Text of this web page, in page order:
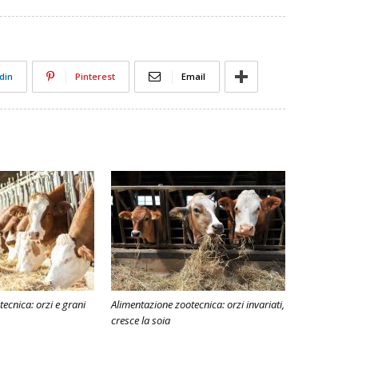
Pinterest Email
orzi e grani
Alimentazione zootecnica: orzi invariati,
cresce la soia